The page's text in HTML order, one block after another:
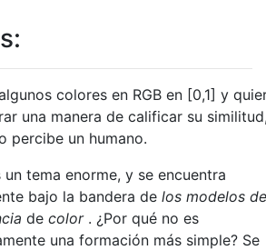
colores en RGB en [0,1] y
una manera de calificar su
percibe un humano.
un tema enorme, y se encuentra
bajo la bandera de los modelos de
de color. ¿Por qué no es
una formación más simple? Se